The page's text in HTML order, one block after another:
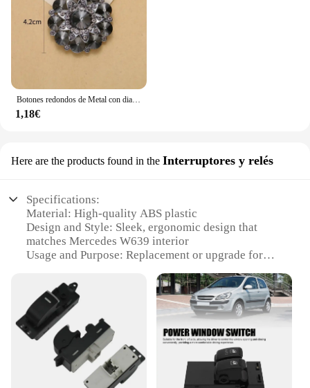
1,18€
Here are the products found in the Interruptores y relés
Specifications:
Material: High-quality ABS plastic
Design and Style: Sleek, ergonomic design that
matches Mercedes W639 interior
Usage and Purpose: Replacement or upgrade for
Performance and Property: Durable and responsive
button for precise window control
Parts and Accessories: Comes as a complete set,
including the button and necessary components
Applicable People: Ideal for Mercedes W639
owners looking to enhance their vehicle's
functionality